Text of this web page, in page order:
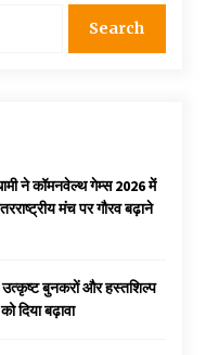
ने कॉमनवेल्थ गेम्स 2026 में
मंच पर गौरव बढ़ाने
बुनकरों और हस्तशिल्प
दिया बढ़ावा